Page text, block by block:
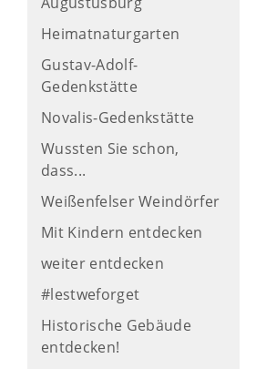
Heimatnaturgarten
Gustav-Adolf-
Gedenkstätte
Novalis-Gedenkstätte
Wussten Sie schon,
dass...
Weißenfelser Weindörfer
Mit Kindern entdecken
weiter entdecken
#lestweforget
Historische Gebäude
entdecken!